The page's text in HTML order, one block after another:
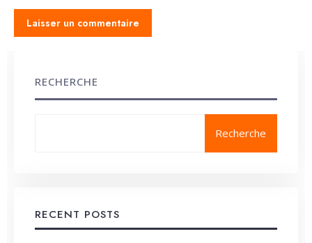
RECHERCHE
Recherche
RECENT POSTS